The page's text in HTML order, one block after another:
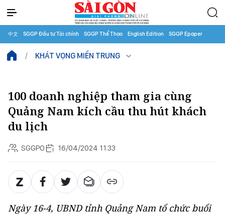
中文 SGGP Đầu tư Tài chính SGGP Thể Thao English Edition SGGP Epaper
KHÁT VỌNG MIỀN TRUNG
100 doanh nghiệp tham gia cùng
Quảng Nam kích cầu thu hút khách
du lịch
SGGPO 16/04/2024 11:33
Ngày 16-4, UBND tỉnh Quảng Nam tổ chức buổi